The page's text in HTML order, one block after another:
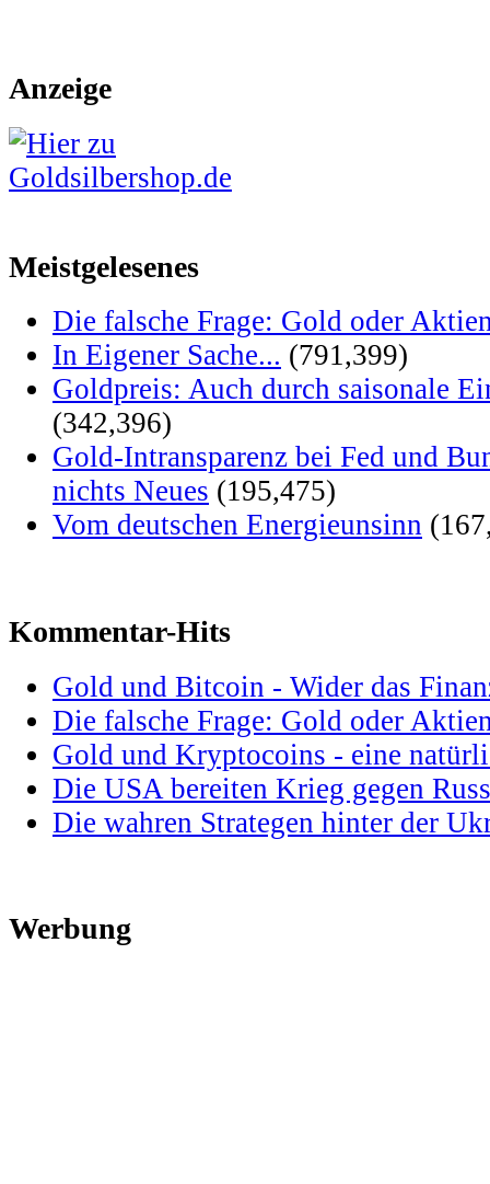
Anzeige
Meistgelesenes
Die falsche Frage: Gold oder
In Eigener Sache... (791,399)
Goldpreis: Auch durch saisonale
(342,396)
Gold-Intransparenz bei Fed und
nichts Neues (195,475)
Vom deutschen Energieunsinn
Kommentar-Hits
Gold und Bitcoin - Wider das
Die falsche Frage: Gold oder
Gold und Kryptocoins - eine
Die USA bereiten Krieg gegen
Die wahren Strategen hinter der
Werbung